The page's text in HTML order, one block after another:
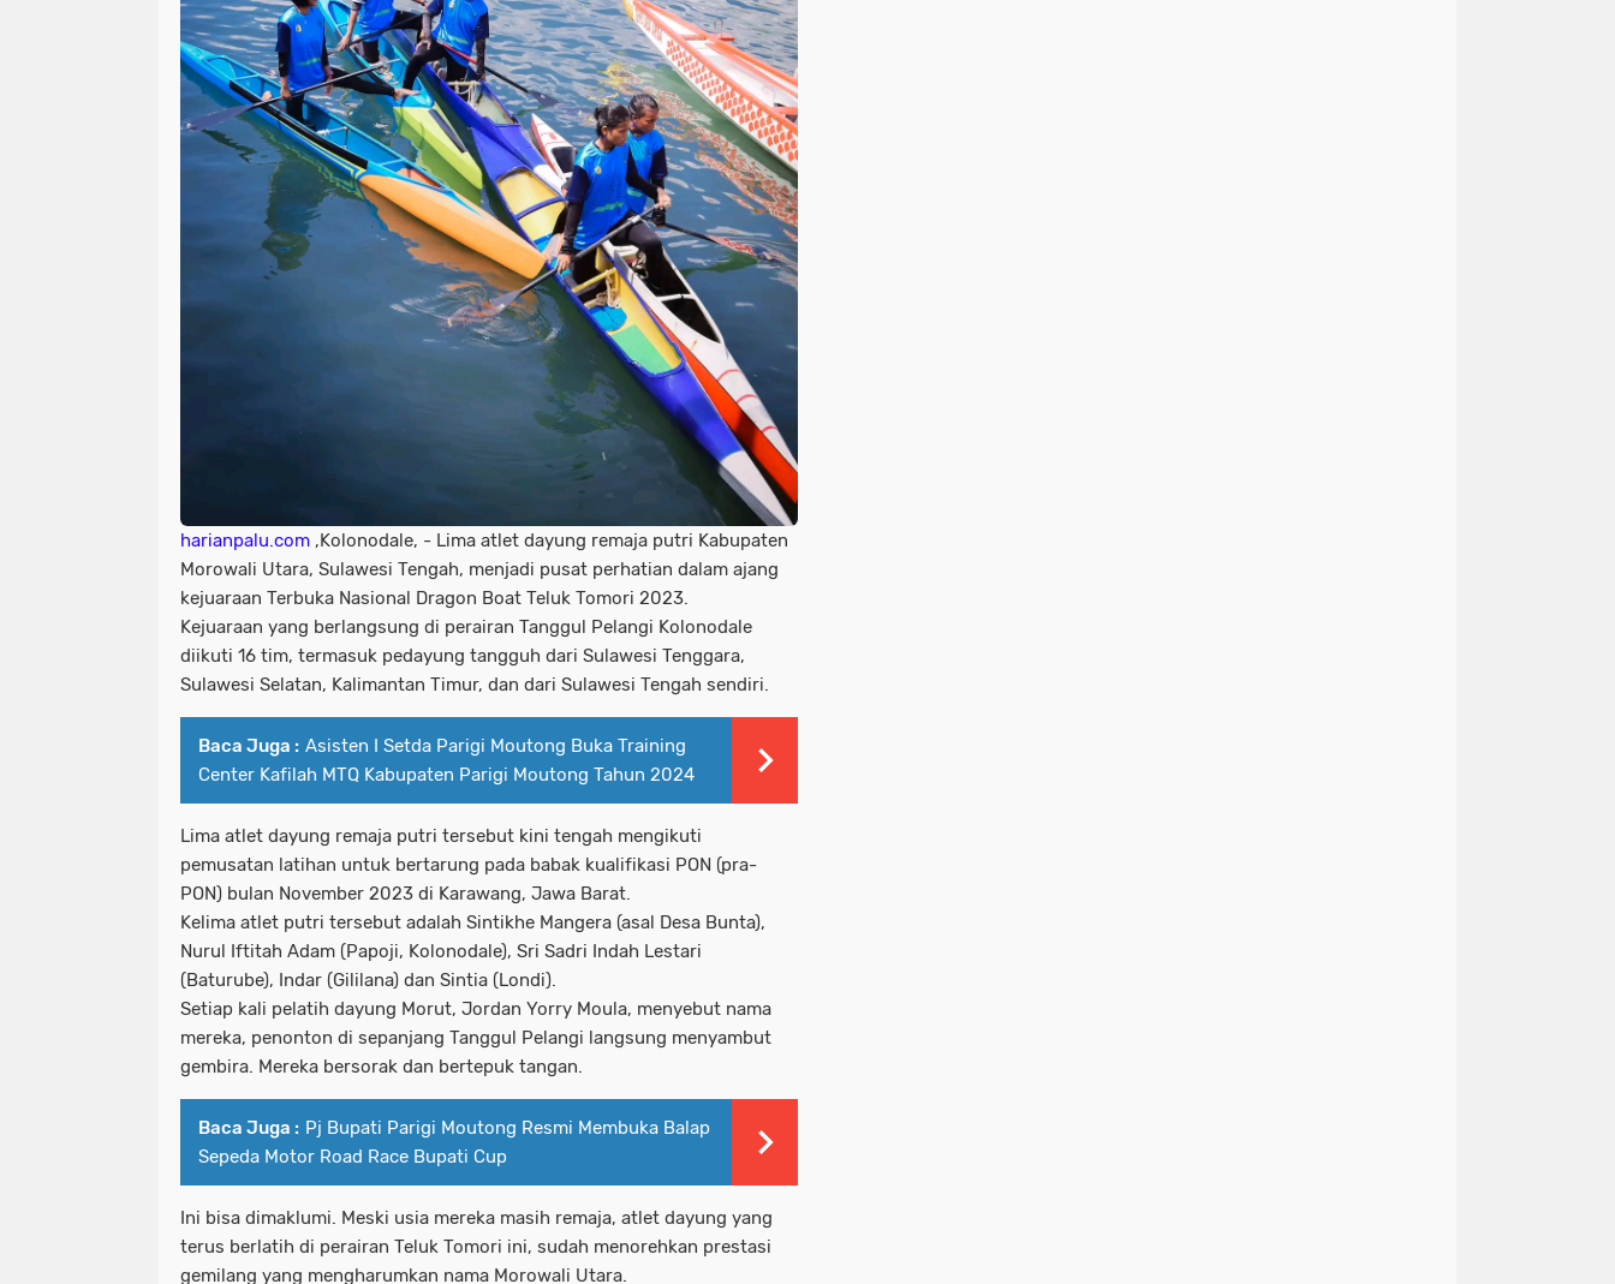
harianpalu.com ,Kolonodale, - Lima atlet dayung remaja putri Kabupaten
Morowali Utara, Sulawesi Tengah, menjadi pusat perhatian dalam ajang
kejuaraan Terbuka Nasional Dragon Boat Teluk Tomori 2023.
Kejuaraan yang berlangsung di perairan Tanggul Pelangi Kolonodale
diikuti 16 tim, termasuk pedayung tangguh dari Sulawesi Tenggara,
Sulawesi Selatan, Kalimantan Timur, dan dari Sulawesi Tengah sendiri.
Baca Juga : Asisten I Setda Parigi Moutong Buka Training
Center Kafilah MTQ Kabupaten Parigi Moutong Tahun 2024
Lima atlet dayung remaja putri tersebut kini tengah mengikuti
pemusatan latihan untuk bertarung pada babak kualifikasi PON (pra-
PON) bulan November 2023 di Karawang, Jawa Barat.
Kelima atlet putri tersebut adalah Sintikhe Mangera (asal Desa Bunta),
Nurul Iftitah Adam (Papoji, Kolonodale), Sri Sadri Indah Lestari
(Baturube), Indar (Gililana) dan Sintia (Londi).
Setiap kali pelatih dayung Morut, Jordan Yorry Moula, menyebut nama
mereka, penonton di sepanjang Tanggul Pelangi langsung menyambut
gembira. Mereka bersorak dan bertepuk tangan.
Baca Juga : Pj Bupati Parigi Moutong Resmi Membuka Balap
Sepeda Motor Road Race Bupati Cup
Ini bisa dimaklumi. Meski usia mereka masih remaja, atlet dayung yang
terus berlatih di perairan Teluk Tomori ini, sudah menorehkan prestasi
gemilang yang mengharumkan nama Morowali Utara.